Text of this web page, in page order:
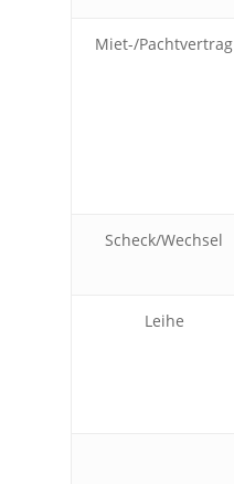
Miet-/Pachtvertrag
Scheck/Wechsel
Leihe